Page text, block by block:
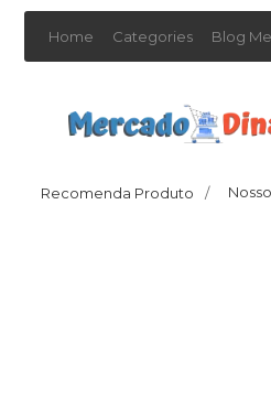
Home Categories Blog
Recomenda Produto /